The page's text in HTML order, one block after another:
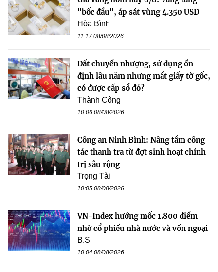
"bốc đầu", áp sát vùng 4.350 USD
Hòa Bình
11:17 08/08/2026
Đất chuyển nhượng, sử dụng ổn
định lâu năm nhưng mất giấy tờ gốc,
có được cấp sổ đỏ?
Thành Công
10:06 08/08/2026
Công an Ninh Bình: Nâng tầm công
tác thanh tra từ đợt sinh hoạt chính
trị sâu rộng
Trọng Tài
10:05 08/08/2026
VN-Index hướng mốc 1.800 điểm
nhờ cổ phiếu nhà nước và vốn ngoại
B.S
10:04 08/08/2026